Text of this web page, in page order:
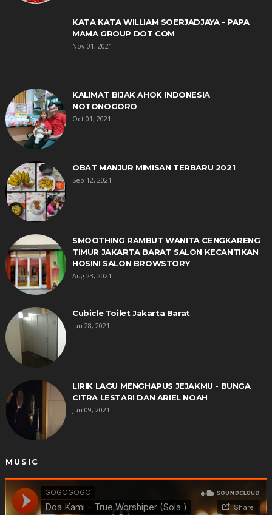
KATA KATA WILLIAM SOERJADJAYA - PAPA
MAMA GROUP DOT COM
Nov 01, 2021
KALIMAT BIJAK AHOK INDONESIA
NOTONOGORO
Oct 01, 2021
OBAT MANJUR MIMISAN TERBARU 2021
Sep 12, 2021
SMOOTHING RAMBUT WANITA CENGKARENG
TIMUR JAKARTA BARAT SALON KECANTIKAN
HOSINI SALON BROWSTORY
Aug 23, 2021
Cubicle Toilet Jakarta Barat
Jun 28, 2021
LIRIK LAGU MENGHAPUS JEJAKMU - BUNGA
CITRA LESTARI DAN ARIEL NOAH
Jun 09, 2021
MUSIC